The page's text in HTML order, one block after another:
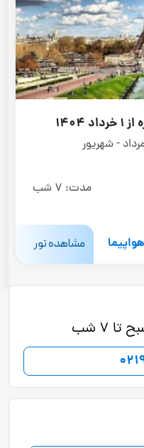
- شهریور
مدت: 7 شب
مشاهده تور